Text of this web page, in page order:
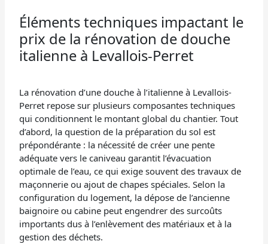
Éléments techniques impactant le
prix de la rénovation de douche
italienne à Levallois-Perret
La rénovation d’une douche à l’italienne à Levallois-
Perret repose sur plusieurs composantes techniques
qui conditionnent le montant global du chantier. Tout
d’abord, la question de la préparation du sol est
prépondérante : la nécessité de créer une pente
adéquate vers le caniveau garantit l’évacuation
optimale de l’eau, ce qui exige souvent des travaux de
maçonnerie ou ajout de chapes spéciales. Selon la
configuration du logement, la dépose de l’ancienne
baignoire ou cabine peut engendrer des surcoûts
importants dus à l’enlèvement des matériaux et à la
gestion des déchets.